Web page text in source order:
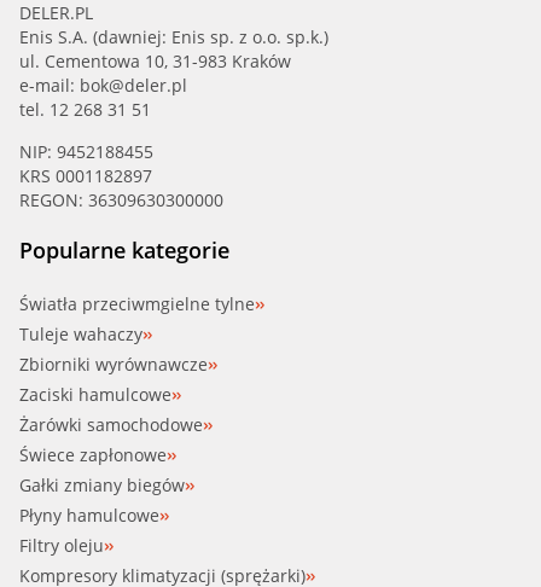
DELER.PL
Enis S.A. (dawniej: Enis sp. z o.o. sp.k.)
ul. Cementowa 10, 31-983 Kraków
e-mail: bok@deler.pl
tel. 12 268 31 51
NIP: 9452188455
KRS 0001182897
REGON: 36309630300000
Popularne kategorie
Światła przeciwmgielne tylne
Tuleje wahaczy
Zbiorniki wyrównawcze
Zaciski hamulcowe
Żarówki samochodowe
Świece zapłonowe
Gałki zmiany biegów
Płyny hamulcowe
Filtry oleju
Kompresory klimatyzacji (sprężarki)